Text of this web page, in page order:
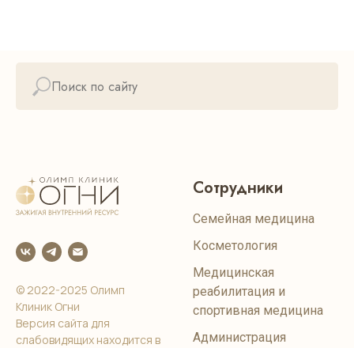
© 2022-2025 Олимп
Клиник Огни
Версия сайта для
слабовидящих находится в
Сотрудники
Семейная медицина
Косметология
Медицинская
реабилитация и
спортивная медицина
Администрация